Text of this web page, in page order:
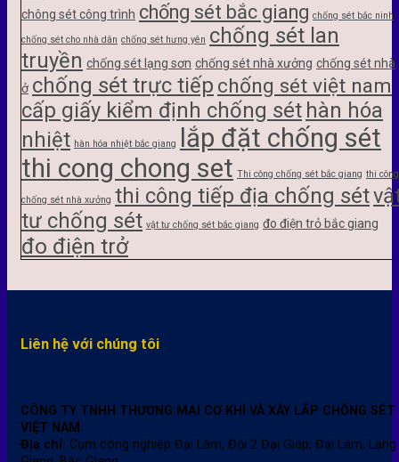
chông sét công trình chống sét bắc giang chống sét bắc ninh
chống sét cho nhà dân chống sét hưng yên chống sét lan
truyền chống sét lạng sơn chống sét nhà xưởng chống sét nhà
ở chống sét trực tiếp chống sét việt nam
cấp giấy kiểm định chống sét hàn hóa
nhiệt hàn hóa nhiệt bắc giang
lắp đặt chống sét
thi cong chong set Thi công chống sét bắc giang thi công
chống sét nhà xưởng thi công tiếp địa chống sét
tư chống sét vật tư chống sét bắc giang đo điện trỏ bắc giang
đo điện trở
Liên hệ với chúng tôi
CÔNG TY TNHH THƯƠNG MẠI CƠ KHÍ VÀ XÂY LẮP CHỐNG SÉT
VIỆT NAM
Địa chỉ: Cụm công nghiệp Đại Lâm, Đội 2 Đại Giáp, Đại Lâm, Lạng